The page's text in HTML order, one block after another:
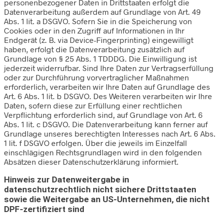
personenbezogener Daten in Drittstaaten erfolgt die
Datenverarbeitung außerdem auf Grundlage von Art. 49
Abs. 1 lit. a DSGVO. Sofern Sie in die Speicherung von
Cookies oder in den Zugriff auf Informationen in Ihr
Endgerät (z. B. via Device-Fingerprinting) eingewilligt
haben, erfolgt die Datenverarbeitung zusätzlich auf
Grundlage von § 25 Abs. 1 TDDDG. Die Einwilligung ist
jederzeit widerrufbar. Sind Ihre Daten zur Vertragserfüllung
oder zur Durchführung vorvertraglicher Maßnahmen
erforderlich, verarbeiten wir Ihre Daten auf Grundlage des
Art. 6 Abs. 1 lit. b DSGVO. Des Weiteren verarbeiten wir Ihre
Daten, sofern diese zur Erfüllung einer rechtlichen
Verpflichtung erforderlich sind, auf Grundlage von Art. 6
Abs. 1 lit. c DSGVO. Die Datenverarbeitung kann ferner auf
Grundlage unseres berechtigten Interesses nach Art. 6 Abs.
1 lit. f DSGVO erfolgen. Über die jeweils im Einzelfall
einschlägigen Rechtsgrundlagen wird in den folgenden
Absätzen dieser Datenschutzerklärung informiert.
Hinweis zur Datenweitergabe in
datenschutzrechtlich nicht sichere Drittstaaten
sowie die Weitergabe an US-Unternehmen, die nicht
DPF-zertifiziert sind